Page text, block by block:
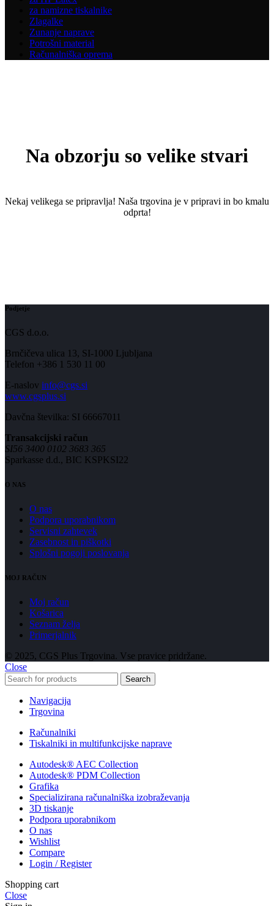
za namizne tiskalnike
Zlagalke
Zunanje naprave
Potrošni material
Računalniška oprema
Na obzorju so velike stvari
Nekaj ​​velikega se pripravlja! Naša trgovina je v pripravi in ​​bo kmalu
odprta!
Podjetje
CGS d.o.o.
Brnčičeva ulica 13, SI-1000 Ljubljana
Telefon +386 1 530 11 00
E-naslov info@cgs.si
www.cgsplus.si
Davčna številka: SI 66667011
Transakcijski račun
SI56 3400 0102 3683 365
Sparkasse d.d., BIC KSPKSI22
O NAS
O nas
Podpora uporabnikom
Servisni zahtevek
Zasebnost in piškotki
Splošni pogoji poslovanja
MOJ RAČUN
Moj račun
Košarica
Seznam želja
Primerjalnik
© 2025, CGS Plus Trgovina. Vse pravice pridržane.
Close
Search
Navigacija
Trgovina
Računalniki
Tiskalniki in multifunkcijske naprave
Autodesk® AEC Collection
Autodesk® PDM Collection
Grafika
Specializirana računalniška izobraževanja
3D tiskanje
Podpora uporabnikom
O nas
Wishlist
Compare
Login / Register
Shopping cart
Close